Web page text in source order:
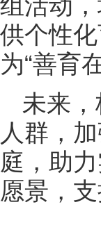
供个性
为“善育
未来
人群，
庭，助
愿景，